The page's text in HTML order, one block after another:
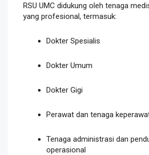
RSU UMC didukung oleh tenaga
yang profesional, termasuk:
Dokter Spesialis
Dokter Umum
Dokter Gigi
Perawat dan tenaga
Tenaga administrasi dan
operasional